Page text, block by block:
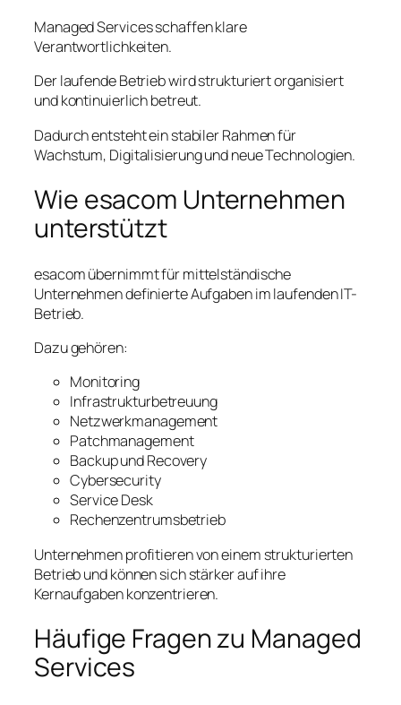
Managed Services schaffen klare
Verantwortlichkeiten.
Der laufende Betrieb wird strukturiert organisiert
und kontinuierlich betreut.
Dadurch entsteht ein stabiler Rahmen für
Wachstum, Digitalisierung und neue Technologien.
Wie esacom Unternehmen
unterstützt
esacom übernimmt für mittelständische
Unternehmen definierte Aufgaben im laufenden IT-
Betrieb.
Dazu gehören:
Monitoring
Infrastrukturbetreuung
Netzwerkmanagement
Patchmanagement
Backup und Recovery
Cybersecurity
Service Desk
Rechenzentrumsbetrieb
Unternehmen profitieren von einem strukturierten
Betrieb und können sich stärker auf ihre
Kernaufgaben konzentrieren.
Häufige Fragen zu Managed
Services